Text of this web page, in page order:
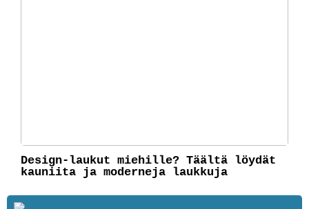
Design-laukut miehille? Täältä löydät
kauniita ja moderneja laukkuja